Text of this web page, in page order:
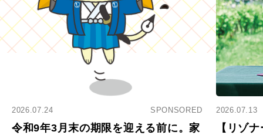
2026.07.24 SPONSORED
令和9年3月末の期限を迎える前に。家
2026.07.13
【リゾ